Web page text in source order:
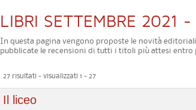
LIBRI SETTEMBRE 2021
In questa pagina vengono proposte le novità
pubblicate le recensioni di tutti i titoli più attesi
27 risultati - visualizzati 1 - 27
Il liceo